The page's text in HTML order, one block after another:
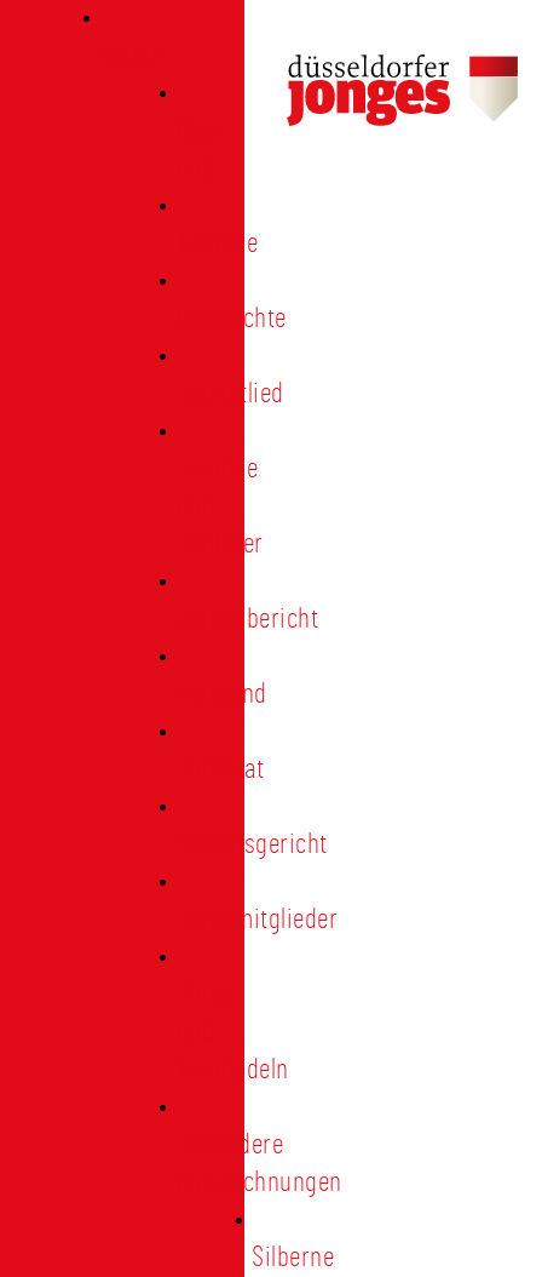
Termine
Geschichte
Heimatlied
Freunde
Förderer
Jahresbericht
Vorstand
Ehrenrat
Schiedsgericht
Ehrenmitglieder
Treunadeln
Besondere
Auszeichnungen
Silberne